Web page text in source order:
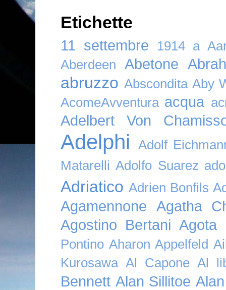
Etichette
11 settembre 1914 a
Aberdeen
Abetone
abruzzo Abscondita Aby
AcomeAvventura acqua
Adelbert Von
Adelphi
Adolf
Matarelli Adolfo Suarez
Adriatico Adrien Bonfils
Agamennone
Agatha
Agostino Bertani Agota
Pontino Aharon Appelfeld
Kurosawa Al Capone Al
Bennett Alan Sillitoe